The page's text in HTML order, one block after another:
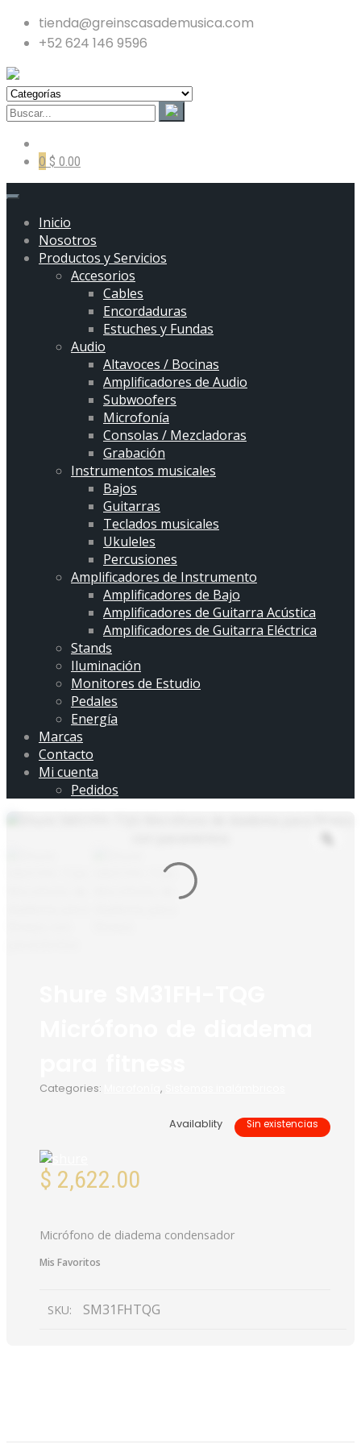
tienda@greinscasademusica.com
+52 624 146 9596
0 $ 0.00
Inicio
Nosotros
Productos y Servicios
Accesorios
Cables
Encordaduras
Estuches y Fundas
Audio
Altavoces / Bocinas
Amplificadores de Audio
Subwoofers
Microfonía
Consolas / Mezcladoras
Grabación
Instrumentos musicales
Bajos
Guitarras
Teclados musicales
Ukuleles
Percusiones
Amplificadores de Instrumento
Amplificadores de Bajo
Amplificadores de Guitarra Acústica
Amplificadores de Guitarra Eléctrica
Stands
Iluminación
Monitores de Estudio
Pedales
Energía
Marcas
Contacto
Mi cuenta
Pedidos
Categories: ,
Availablity Sin existencias
$ 2,622.00
Micrófono de diadema condensador
Mis Favoritos
SKU: SM31FHTQG